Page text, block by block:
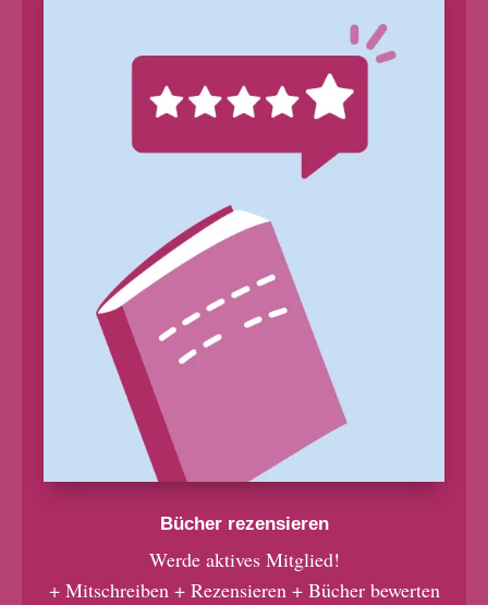
Bücher rezensieren
Werde aktives Mitglied!
+ Mitschreiben + Rezensieren + Bücher bewerten